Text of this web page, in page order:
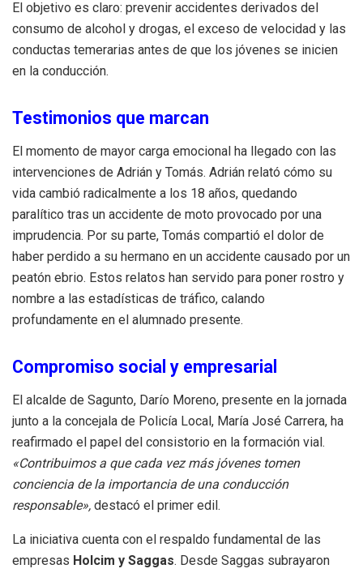
El objetivo es claro: prevenir accidentes derivados del
consumo de alcohol y drogas, el exceso de velocidad y las
conductas temerarias antes de que los jóvenes se inicien
en la conducción.
Testimonios que marcan
El momento de mayor carga emocional ha llegado con las
intervenciones de Adrián y Tomás. Adrián relató cómo su
vida cambió radicalmente a los 18 años, quedando
paralítico tras un accidente de moto provocado por una
imprudencia. Por su parte, Tomás compartió el dolor de
haber perdido a su hermano en un accidente causado por un
peatón ebrio. Estos relatos han servido para poner rostro y
nombre a las estadísticas de tráfico, calando
profundamente en el alumnado presente.
Compromiso social y empresarial
El alcalde de Sagunto, Darío Moreno, presente en la jornada
junto a la concejala de Policía Local, María José Carrera, ha
reafirmado el papel del consistorio en la formación vial .
«Contribuimos a que cada vez más jóvenes tomen
conciencia de la importancia de una conducción
responsable», destacó el primer edil .
La iniciativa cuenta con el respaldo fundamental de las
empresas Holcim y Saggas. Desde Saggas subrayaron